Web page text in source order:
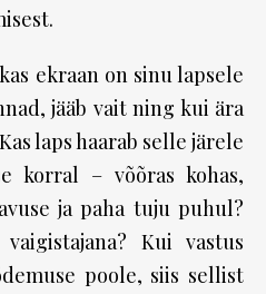
ekraan on sinu lapsele
jääb vait ning kui ära
laps haarab selle järele
korral – võõras kohas,
ja paha tuju puhul?
Kui vastus
poole, siis sellist